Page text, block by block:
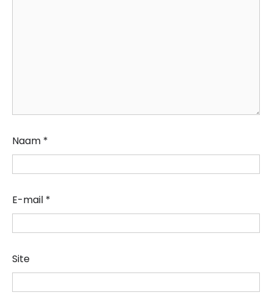
Naam *
E-mail *
Site